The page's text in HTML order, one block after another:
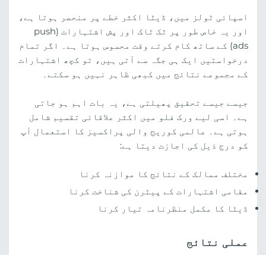
اسپائی ٹولز میں، ڈیٹا اکثر خطے پر منحصر ہوتا ہے،
اور یہ خاص طور پر ٹک ٹاک اور پش اشتہارات (push
ads) کے ساتھ کام کرتے وقت محسوس ہوتا ہے۔ اگر تمام
درخواستیں ایک ہی جگہ سے آتی ہیں، تو کچھ اشتہارات
کے مجموعے نتائج میں کبھی ظاہر نہیں ہو سکتے۔
جیسے جیسے تحقیق پھیلتی ہے، یہ بات اہم ہو جاتی
ہے۔ اسی لیے ورک فلو میں اکثر علاقائی تقسیم شامل
ہوتی ہے۔ عالمی کوریج والی پراکسیز کا استعمال آپ
کو درج ذیل کی اجازت دیتا ہے:
مختلف ممالک کے نتائج کا موازنہ کرنا
مقامی اشتہارات کے پیٹرن کی شناخت کرنا
ڈیٹا کا مکمل منظرنامہ تیار کرنا
عملی نتائج